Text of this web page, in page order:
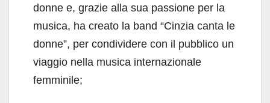
donne e, grazie alla sua passione per la
musica, ha creato la band “Cinzia canta le
donne”, per condividere con il pubblico un
viaggio nella musica internazionale
femminile;